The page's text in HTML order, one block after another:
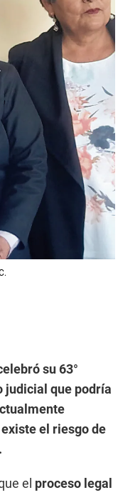
su 63°
judicial que podría
el riesgo de
el proceso legal